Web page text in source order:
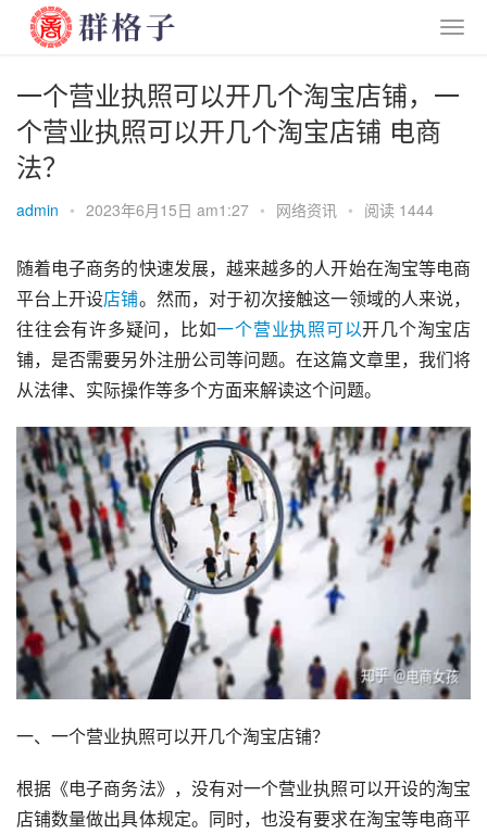
一个营业执照可以开几个淘宝店铺，一
个营业执照可以开几个淘宝店铺 电商
法？
admin • 2023年6月15日 am1:27 • 网络资讯 • 阅读 1444
随着电子商务的快速发展，越来越多的人开始在淘宝等电商
平台上开设店铺。然而，对于初次接触这一领域的人来说，
往往会有许多疑问，比如一个营业执照可以开几个淘宝店
铺，是否需要另外注册公司等问题。在这篇文章里，我们将
从法律、实际操作等多个方面来解读这个问题。
一、一个营业执照可以开几个淘宝店铺？
根据《电子商务法》，没有对一个营业执照可以开设的淘宝
店铺数量做出具体规定。同时，也没有要求在淘宝等电商平